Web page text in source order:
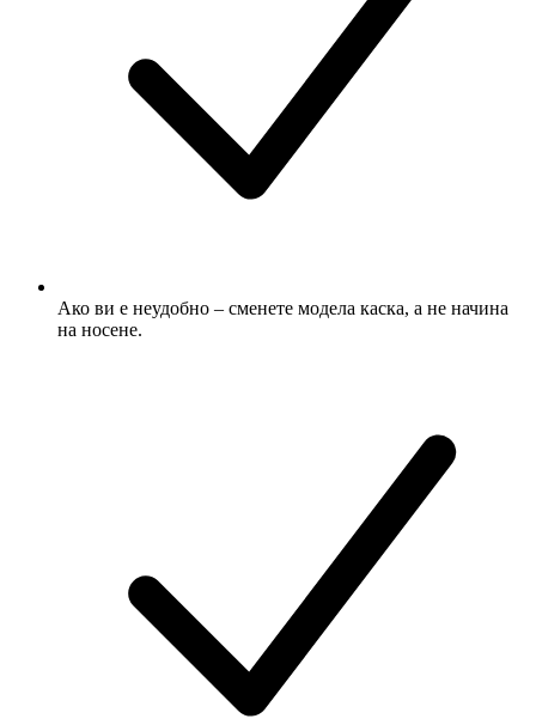
Ако ви е неудобно – сменете модела каска, а не начина
на носене.